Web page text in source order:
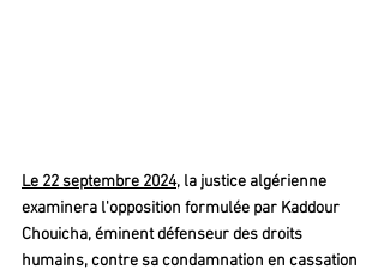
Le 22 septembre 2024, la justice algérienne
examinera l'opposition formulée par Kaddour
Chouicha, éminent défenseur des droits
humains, contre sa condamnation en cassation